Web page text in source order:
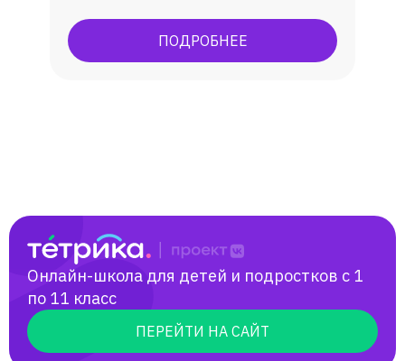
ПОДРОБНЕЕ
Онлайн-школа для детей и подростков с 1
по 11 класс
ПЕРЕЙТИ НА САЙТ